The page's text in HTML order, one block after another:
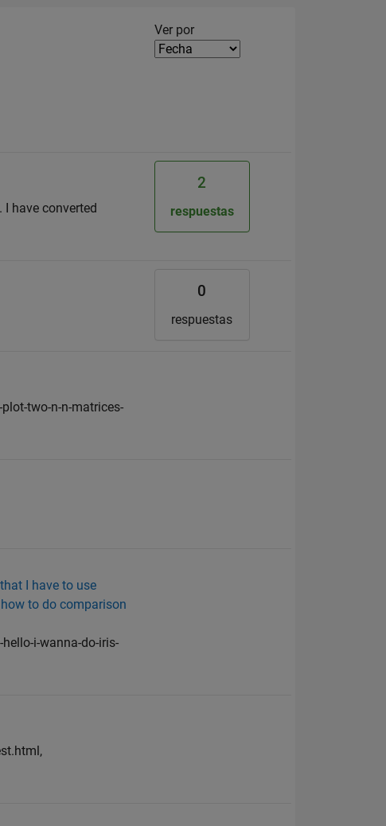
Filter2
Ver por
have converted
2
respuestas
0
respuestas
two-n-n-matrices-
I have to use
to do comparison
i-wanna-do-iris-